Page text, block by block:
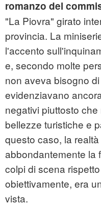
romanzo del
"La Piovra" girato
provincia. La
l'accento
e, secondo molte
non aveva bisogno
evidenziavano
negativi piuttosto
bellezze turistiche e
questo caso, la
abbondantemente la
colpi di scena
obiettivamente, era
vista.